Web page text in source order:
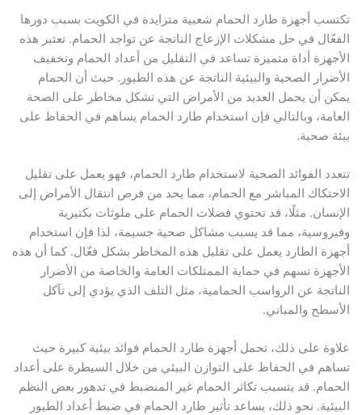
تكتسب أجهزة طارد الحمام شعبية متزايدة في الكويت بسبب دورها
الفعّال في حل مشكلات الإزعاج الناتجة عن تواجد الحمام. تعتبر هذه
الأجهزة أداة متميزة تساعد في التقليل من أعداد الحمام وتخفيف
الأضرار الصحية والبيئية الناتجة عن هذه الطيور. حيث أن الحمام
يمكن أن يحمل العديد من الأمراض التي تشكل مخاطر على الصحة
العامة، وبالتالي فإن استخدام طارد الحمام يساهم في الحفاظ على
بيئة صحية.
تتعدد الفوائد الصحية لاستخدام طارد الحمام، فهو يعمل على تقليل
الاحتكاك المباشر مع الحمام، مما يحد من فرص انتقال الأمراض إلى
الإنسان. مثلًا، قد تحتوي فضلات الحمام على ملوثات بكتيرية
وفيروسية، مما قد يسبب مشاكل صحية جسيمة، لذا فإن استخدام
أجهزة الطارد يعمل على تقليل هذه المخاطر بشكل فعّال. كما أن هذه
الأجهزة تسهم في حماية الممتلكات العامة والخاصة من الأضرار
الناتجة عن الرواسب الحمامية، مثل التلف الذي يؤدي إلى تآكل
الأسطح والمباني.
علاوة على ذلك، تحمل أجهزة طارد الحمام فوائد بيئية كبيرة حيث
تساهم في الحفاظ على التوازن البيئي من خلال السيطرة على أعداد
الحمام. قد يتسبب تكاثر الحمام غير المنضبط في تدهور بعض النظم
البيئية. نحو ذلك، يساعد تأثير طارد الحمام في ضبط أعداد الطيور